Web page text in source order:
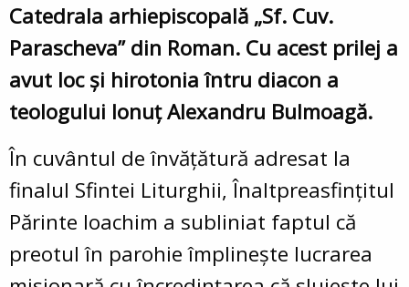
Catedrala arhiepiscopală „Sf. Cuv.
Parascheva” din Roman. Cu acest prilej a
avut loc și hirotonia întru diacon a
teologului Ionuț Alexandru Bulmoagă.
În cuvântul de învățătură adresat la
finalul Sfintei Liturghii, Înaltpreasfințitul
Părinte Ioachim a subliniat faptul că
preotul în parohie împlinește lucrarea